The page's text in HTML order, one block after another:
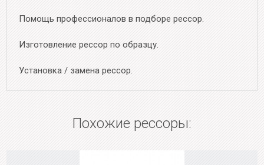
Помощь профессионалов в подборе рессор.
Изготовление рессор по образцу.
Установка / замена рессор.
Похожие рессоры: